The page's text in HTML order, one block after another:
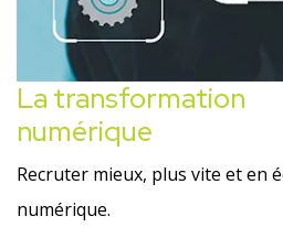
La transformation
numérique
Recruter mieux, plus vite et en
numérique.